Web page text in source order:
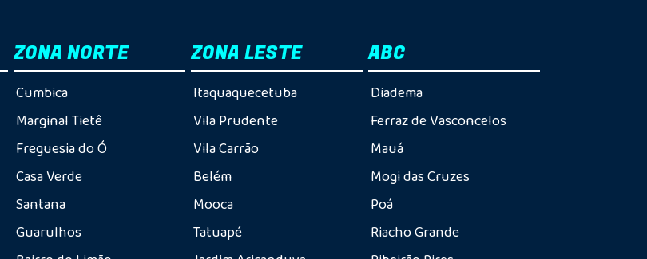
ZONA NORTE
Cumbica
Marginal Tietê
Freguesia do Ó
Casa Verde
Santana
Guarulhos
ZONA LESTE
Itaquaquecetuba
Vila Prudente
Vila Carrão
Belém
Mooca
Tatuapé
ABC
Diadema
Ferraz de Vasconcelos
Mauá
Mogi das Cruzes
Poá
Riacho Grande